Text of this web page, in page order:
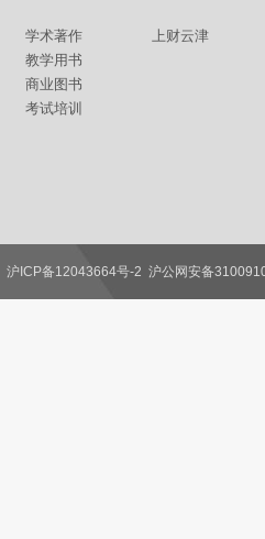
学术著作
教学用书
商业图书
考试培训
上财云津
沪ICP备12043664号-2 沪公网安备